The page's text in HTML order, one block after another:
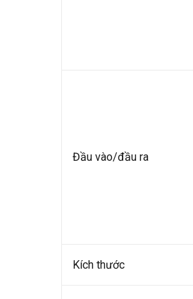
Đầu vào/đầu ra
Kích thước